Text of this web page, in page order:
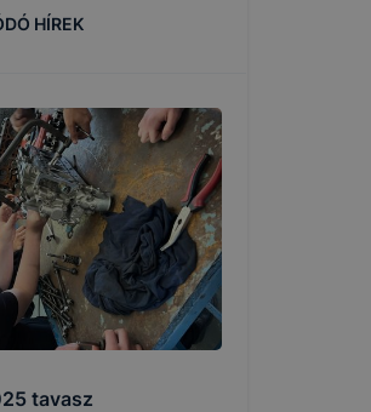
HÍREK
tavasz